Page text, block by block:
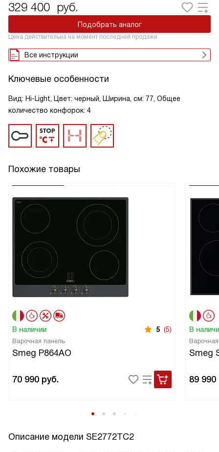
329 400 руб.
Подобрать аналог
Цена действительна на момент последней продажи
Все инструкции
Ключевые особенности
Вид: Hi-Light, Цвет: черный, Ширина, см: 77, Общее
количество конфорок: 4
Похожие товары
В наличии 5 (5)
Варочная панель
Smeg P864AO
70 990 руб.
В
Smeg
89 990
Описание модели SE2772TC2